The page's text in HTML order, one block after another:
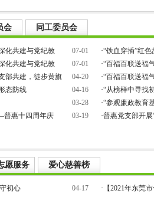
会 同工委员会
07-01
化共建与党纪教
07-01
化共建与党纪教
04-20
部共建，徒步黄旗
04-16
态防线
03-28
03-19
普惠十四周年庆
·“铁血穿插”红
·“百福百联送福
·“百福百联送福
·“从榜样中寻找
·“参观廉政教育
·普惠党支部开
愿服务 爱心慈善榜
04-17
初心
· 【2021年东莞